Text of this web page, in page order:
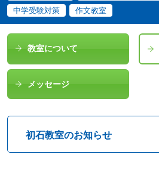
中学受験対策
作文教室
教室について
メッセージ
初石教室のお知らせ